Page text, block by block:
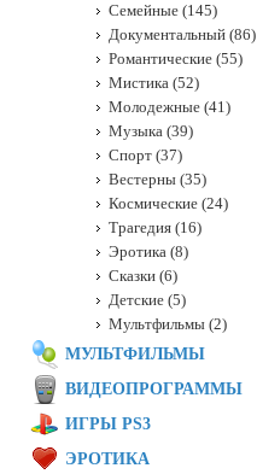
Семейные (145)
Документальный (86)
Романтические (55)
Мистика (52)
Молодежные (41)
Музыка (39)
Спорт (37)
Вестерны (35)
Космические (24)
Трагедия (16)
Эротика (8)
Сказки (6)
Детские (5)
Мультфильмы (2)
МУЛЬТФИЛЬМЫ
ВИДЕОПРОГРАММЫ
ИГРЫ PS3
ЭРОТИКА